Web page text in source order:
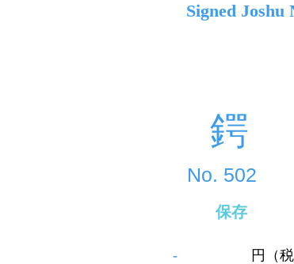
Signed
鍔
No. 502
保存
-
円（税